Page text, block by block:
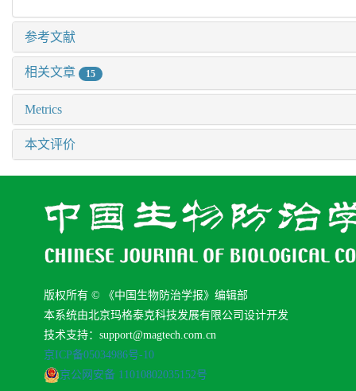
参考文献
相关文章 15
Metrics
本文评价
版权所有 © 《中国生物防治学报》编辑部
本系统由北京玛格泰克科技发展有限公司设计开发
技术支持：support@magtech.com.cn
京ICP备05034986号-10
京公网安备 11010802035152号